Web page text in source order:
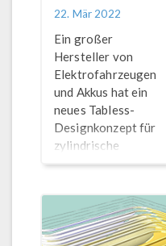
22. Mär 2022
Ein großer
Hersteller von
Elektrofahrzeugen
und Akkus hat ein
neues Tabless-
Designkonzept für
zylindrische
Lithium-Ionen-
In diesem Blog-
Beitrag
untersuchen wir